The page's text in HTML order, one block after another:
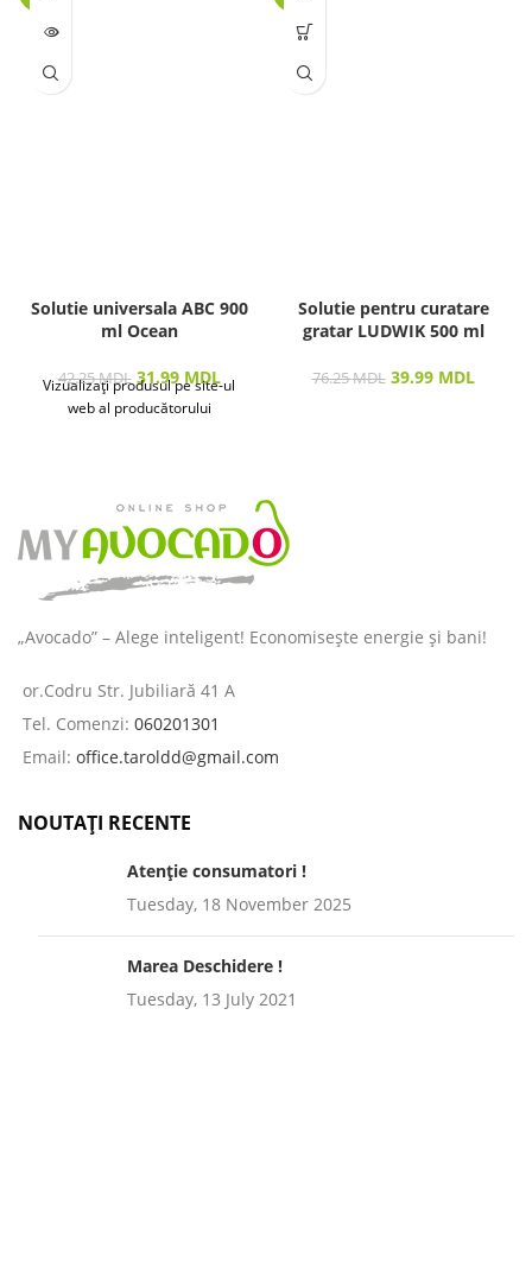
LIPSĂ
Solutie universala ABC 900
ml Ocean
42.25MDL 31.99 MDL
Vizualizați produsul pe site-ul
web al producătorului
Solutie pentru curatare
gratar LUDWIK 500 ml
76.25MDL 39.99 MDL
„Avocado” – Alege inteligent! Economisește energie și bani!
or.Codru Str. Jubiliară 41 A
Tel. Comenzi: 060201301
Email: office.taroldd@gmail.com
NOUTAȚI RECENTE
Atenție consumatori !
Tuesday, 18 November 2025
Marea Deschidere !
Tuesday, 13 July 2021